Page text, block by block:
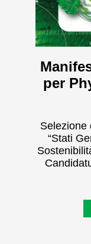
per
Selezione
“Stati